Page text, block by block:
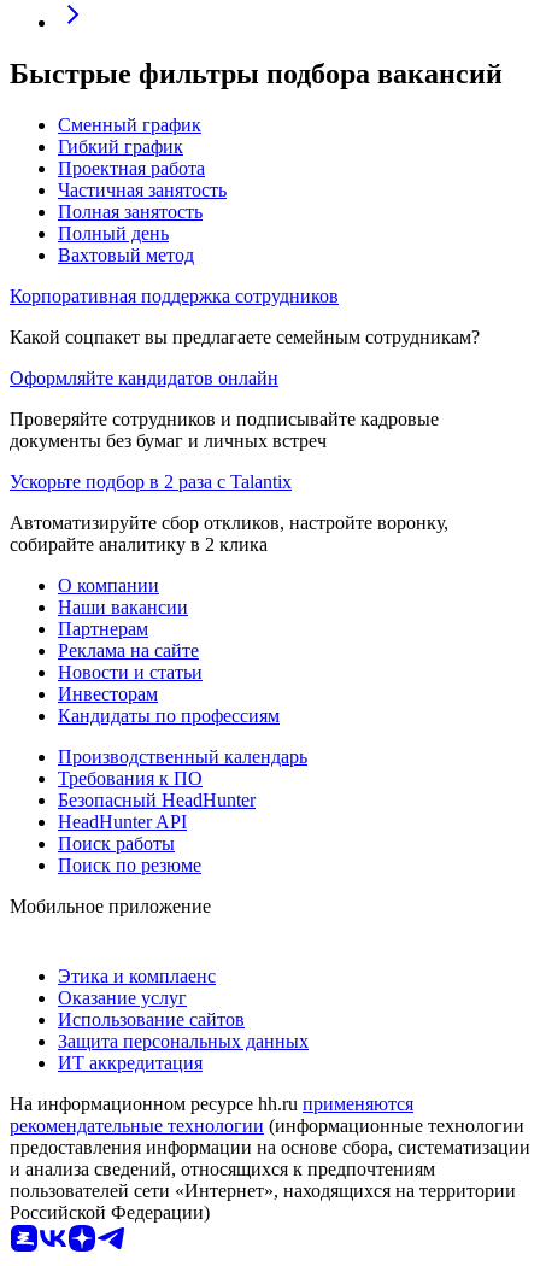
Быстрые фильтры подбора вакансий
Сменный график
Гибкий график
Проектная работа
Частичная занятость
Полная занятость
Полный день
Вахтовый метод
Корпоративная поддержка сотрудников
Какой соцпакет вы предлагаете семейным сотрудникам?
Оформляйте кандидатов онлайн
Проверяйте сотрудников и подписывайте кадровые
документы без бумаг и личных встреч
Ускорьте подбор в 2 раза с Talantix
Автоматизируйте сбор откликов, настройте воронку,
собирайте аналитику в 2 клика
О компании
Наши вакансии
Партнерам
Реклама на сайте
Новости и статьи
Инвесторам
Кандидаты по профессиям
Производственный календарь
Требования к ПО
Безопасный HeadHunter
HeadHunter API
Поиск работы
Поиск по резюме
Мобильное приложение
Этика и комплаенс
Оказание услуг
Использование сайтов
Защита персональных данных
ИТ аккредитация
На информационном ресурсе hh.ru применяются
рекомендательные технологии (информационные технологии
предоставления информации на основе сбора, систематизации
и анализа сведений, относящихся к предпочтениям
пользователей сети «Интернет», находящихся на территории
Российской Федерации)